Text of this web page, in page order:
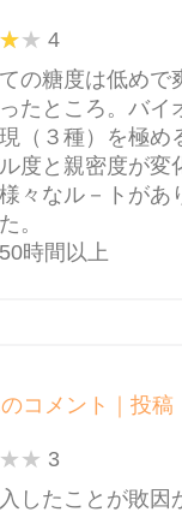
4
の糖度は低めで
たところ。バイ
（３種）を極め
度と親密度が変
々なル－トがあ
。
時間以上
コメント｜投稿
3
したことが敗因